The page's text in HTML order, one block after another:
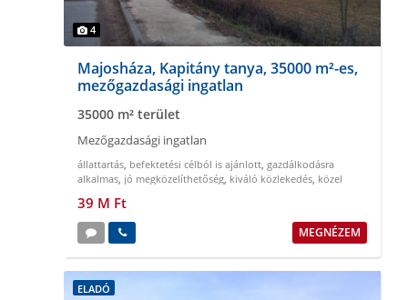
4
Majosháza, Kapitány tanya, 35000 m²-es,
mezőgazdasági ingatlan
35000 m² terület
Mezőgazdasági ingatlan
állattartás, befektetési célból is ajánlott, gazdálkodásra
alkalmas, jó megközelíthetőség, kiváló közlekedés, közel
39 M Ft
MEGNÉZEM
ELADÓ